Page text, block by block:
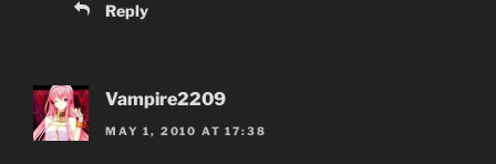
Reply
Vampire2209
MAY 1, 2010 AT 17:38